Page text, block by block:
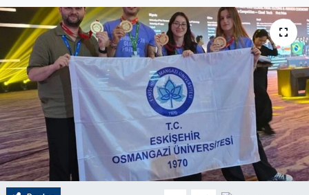
EKONOMİ
English News
Finans
Flaş Haber
Gayrimenkul